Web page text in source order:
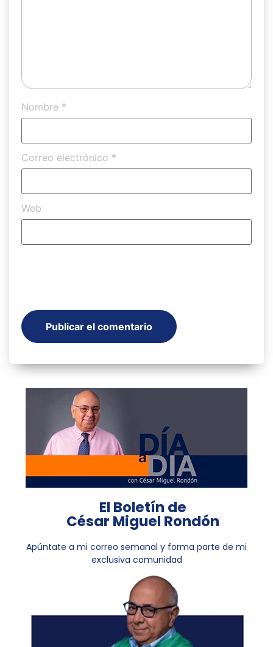
Nombre *
Correo electrónico *
Web
El Boletín de
César Miguel Rondón
Apúntate a mi correo semanal y forma parte de mi
exclusiva comunidad